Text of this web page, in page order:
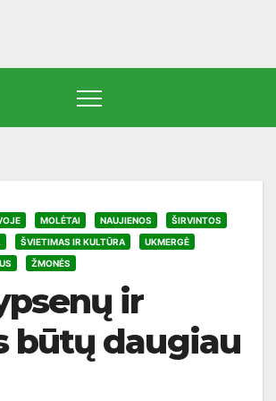
MOLĖTAI NAUJIENOS
ŠIRVINTOS
ŠVIETIMAS IR KULTŪRA
UKMERGĖ
ŽMONĖS
ir
būtų daugiau